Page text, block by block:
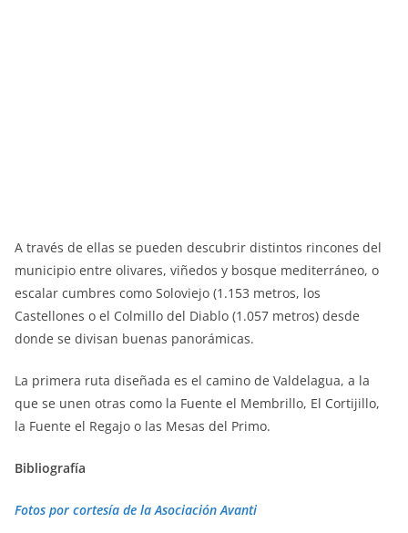
A través de ellas se pueden descubrir distintos rincones del
municipio entre olivares, viñedos y bosque mediterráneo, o
escalar cumbres como Soloviejo (1.153 metros, los
Castellones o el Colmillo del Diablo (1.057 metros) desde
donde se divisan buenas panorámicas.
La primera ruta diseñada es el camino de Valdelagua, a la
que se unen otras como la Fuente el Membrillo, El Cortijillo,
la Fuente el Regajo o las Mesas del Primo.
Bibliografía
Fotos por cortesía de la Asociación Avanti